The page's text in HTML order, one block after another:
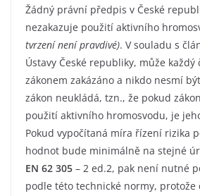
Žádný právní předpis v České
nezakazuje použití aktivního
tvrzení není pravdivé). V souladu s
Ústavy České republiky, může
zákonem zakázáno a nikdo nesmí
zákon neukládá, tzn., že pokud
použití aktivního hromosvodu, je
Pokud vypočítaná míra řízení rizika
hodnot bude minimálně na stejné
EN 62 305 – 2 ed.2, pak není nutné
podle této technické normy, protože